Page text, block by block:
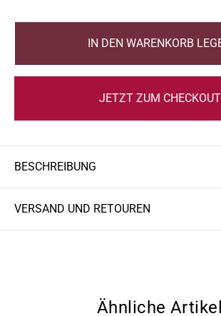
f
r
e
i
s
r
P
r
e
i
s
IN DEN WARENKORB
JETZT ZUM CHECKOUT
BESCHREIBUNG
VERSAND UND RETOUREN
Ähnliche Artikel